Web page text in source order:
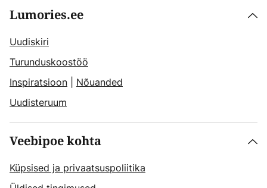
Lumories.ee
Uudiskiri
Turunduskoostöö
Inspiratsioon
Nõuanded
Uudisteruum
Veebipoe kohta
Küpsised ja privaatsuspoliitika